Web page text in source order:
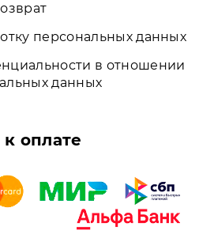
персональных данных
в отношении
данных
оплате